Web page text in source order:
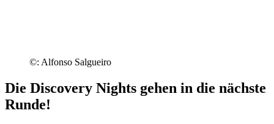
©: Alfonso Salgueiro
Die Discovery Nights gehen in die nächste
Runde!